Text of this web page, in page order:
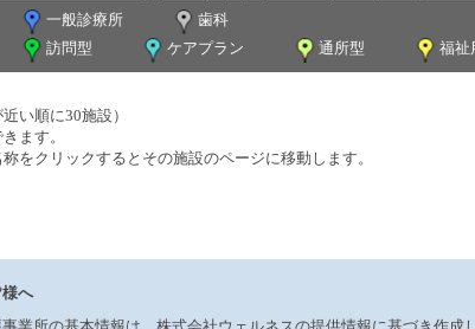
一般診療所 歯科
訪問型
ケアプラン 通所型 福祉
い順に30施設）
ます。
をクリックするとその施設のページに移動します。
へ